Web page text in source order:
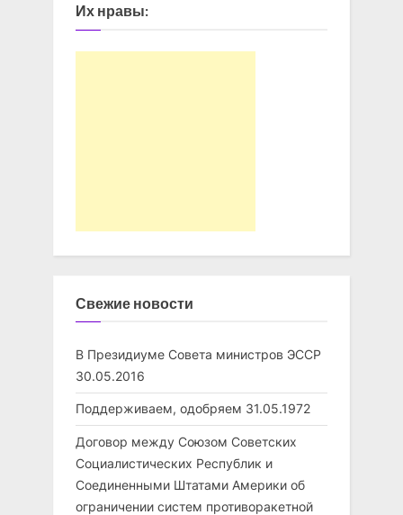
Их нравы:
Свежие новости
В Президиуме Совета министров ЭССР
30.05.2016
Поддерживаем, одобряем 31.05.1972
Договор между Союзом Советских
Социалистических Республик и
Соединенными Штатами Америки об
ограничении систем противоракетной